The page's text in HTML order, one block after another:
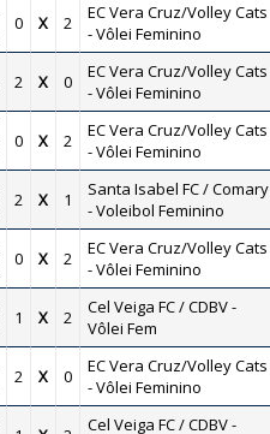
0 X 2
EC Vera Cruz/Volley Cats
- Vôlei Feminino
2 X 0
EC Vera Cruz/Volley Cats
- Vôlei Feminino
0 X 2
EC Vera Cruz/Volley Cats
- Vôlei Feminino
2 X 1
Santa Isabel FC / Comary
- Voleibol Feminino
0 X 2
EC Vera Cruz/Volley Cats
- Vôlei Feminino
1 X 2
Cel Veiga FC / CDBV -
Vôlei Fem
2 X 0
EC Vera Cruz/Volley Cats
- Vôlei Feminino
Cel Veiga FC / CDBV -